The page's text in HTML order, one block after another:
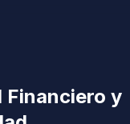
Financiero y